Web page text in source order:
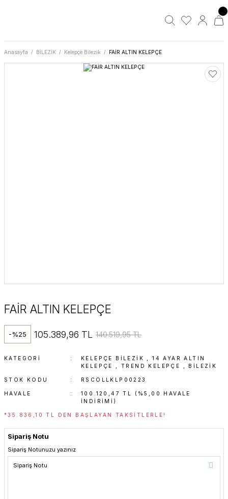
Anasayfa BİLEZİK Kelepçe Bilezik FAİR ALTIN KELEPÇE
FAİR ALTIN KELEPÇE
-%25 105.389,96 TL 140.519,95 TL
KATEGORI KELEPÇE BILEZIK ,14 AYAR ALTIN
KELEPÇE
,TREND KELEPÇE BİLEZİK
STOK KODU RSCOLLKLP00223
HAVALE
100.120,47 TL (%5,00 HAVALE
INDIRIMI)
*35.836,10 TL DEN BAŞLAYAN TAKSITLERLE!
Sipariş Notu
Sipariş Notunuzu yazınız